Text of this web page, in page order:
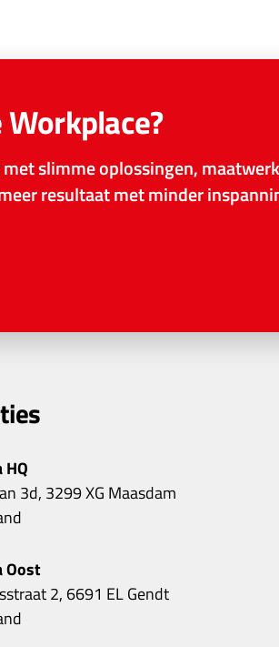
slimme oplossingen,
resultaat met minder
3d, 3299 XG Maasdam
Oost
2, 6691 EL Gendt